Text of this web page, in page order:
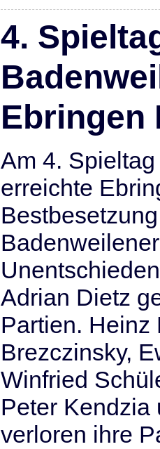
4.
Ebringen
Am 4.
erreichte
Adrian Dietz
Partien. Heinz
Brezczinsky,
Winfried
Peter Kendzia
verloren ihre